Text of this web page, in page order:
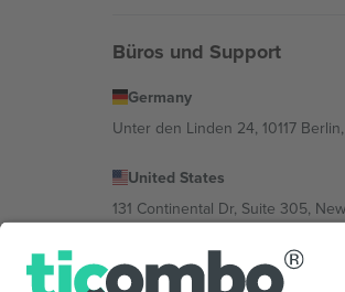
Büros und Support
Germany
Unter den Linden 24, 10117
United States
131 Continental Dr, Suite 305,
Bulgaria